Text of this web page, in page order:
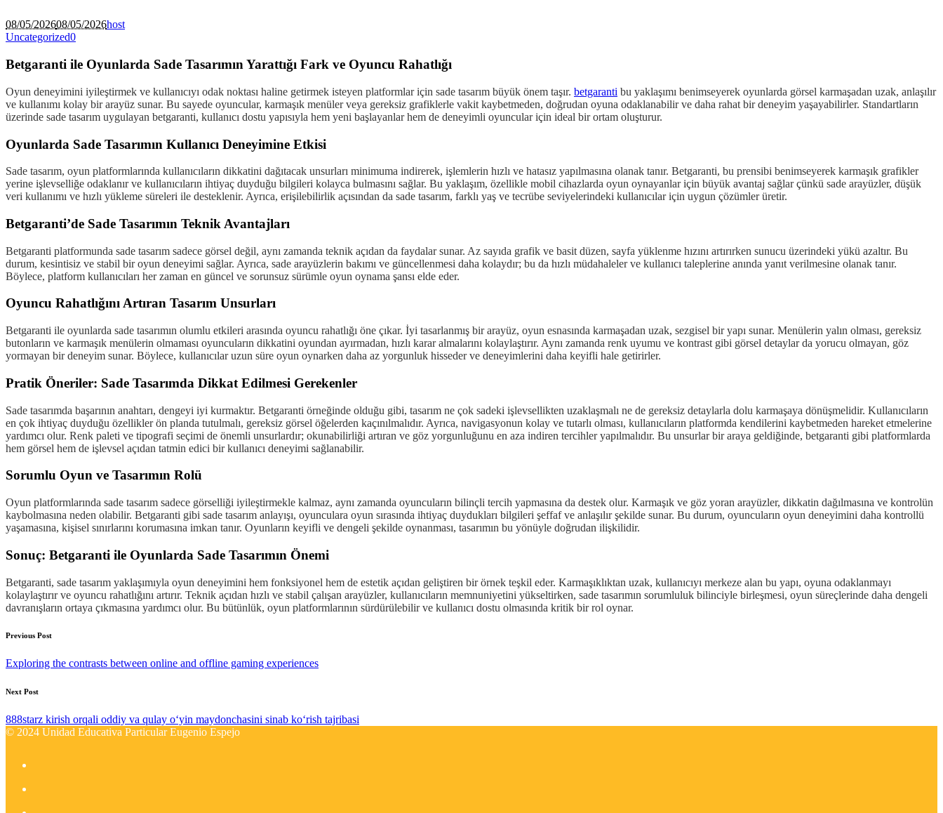
08/05/202608/05/2026host
Uncategorized0
Betgaranti ile Oyunlarda Sade Tasarımın Yarattığı Fark ve Oyuncu Rahatlığı
Oyun deneyimini iyileştirmek ve kullanıcıyı odak noktası haline getirmek isteyen platformlar için sade tasarım büyük önem taşır. betgaranti bu yaklaşımı benimseyerek oyunlarda görsel karmaşadan uzak, anlaşılır
ve kullanımı kolay bir arayüz sunar. Bu sayede oyuncular, karmaşık menüler veya gereksiz grafiklerle vakit kaybetmeden, doğrudan oyuna odaklanabilir ve daha rahat bir deneyim yaşayabilirler. Standartların
üzerinde sade tasarım uygulayan betgaranti, kullanıcı dostu yapısıyla hem yeni başlayanlar hem de deneyimli oyuncular için ideal bir ortam oluşturur.
Oyunlarda Sade Tasarımın Kullanıcı Deneyimine Etkisi
Sade tasarım, oyun platformlarında kullanıcıların dikkatini dağıtacak unsurları minimuma indirerek, işlemlerin hızlı ve hatasız yapılmasına olanak tanır. Betgaranti, bu prensibi benimseyerek karmaşık grafikler
yerine işlevselliğe odaklanır ve kullanıcıların ihtiyaç duyduğu bilgileri kolayca bulmasını sağlar. Bu yaklaşım, özellikle mobil cihazlarda oyun oynayanlar için büyük avantaj sağlar çünkü sade arayüzler, düşük
veri kullanımı ve hızlı yükleme süreleri ile desteklenir. Ayrıca, erişilebilirlik açısından da sade tasarım, farklı yaş ve tecrübe seviyelerindeki kullanıcılar için uygun çözümler üretir.
Betgaranti’de Sade Tasarımın Teknik Avantajları
Betgaranti platformunda sade tasarım sadece görsel değil, aynı zamanda teknik açıdan da faydalar sunar. Az sayıda grafik ve basit düzen, sayfa yüklenme hızını artırırken sunucu üzerindeki yükü azaltır. Bu
durum, kesintisiz ve stabil bir oyun deneyimi sağlar. Ayrıca, sade arayüzlerin bakımı ve güncellenmesi daha kolaydır; bu da hızlı müdahaleler ve kullanıcı taleplerine anında yanıt verilmesine olanak tanır.
Böylece, platform kullanıcıları her zaman en güncel ve sorunsuz sürümle oyun oynama şansı elde eder.
Oyuncu Rahatlığını Artıran Tasarım Unsurları
Betgaranti ile oyunlarda sade tasarımın olumlu etkileri arasında oyuncu rahatlığı öne çıkar. İyi tasarlanmış bir arayüz, oyun esnasında karmaşadan uzak, sezgisel bir yapı sunar. Menülerin yalın olması, gereksiz
butonların ve karmaşık menülerin olmaması oyuncuların dikkatini oyundan ayırmadan, hızlı karar almalarını kolaylaştırır. Aynı zamanda renk uyumu ve kontrast gibi görsel detaylar da yorucu olmayan, göz
yormayan bir deneyim sunar. Böylece, kullanıcılar uzun süre oyun oynarken daha az yorgunluk hisseder ve deneyimlerini daha keyifli hale getirirler.
Pratik Öneriler: Sade Tasarımda Dikkat Edilmesi Gerekenler
Sade tasarımda başarının anahtarı, dengeyi iyi kurmaktır. Betgaranti örneğinde olduğu gibi, tasarım ne çok sadeki işlevsellikten uzaklaşmalı ne de gereksiz detaylarla dolu karmaşaya dönüşmelidir. Kullanıcıların
en çok ihtiyaç duyduğu özellikler ön planda tutulmalı, gereksiz görsel öğelerden kaçınılmalıdır. Ayrıca, navigasyonun kolay ve tutarlı olması, kullanıcıların platformda kendilerini kaybetmeden hareket etmelerine
yardımcı olur. Renk paleti ve tipografi seçimi de önemli unsurlardır; okunabilirliği artıran ve göz yorgunluğunu en aza indiren tercihler yapılmalıdır. Bu unsurlar bir araya geldiğinde, betgaranti gibi platformlarda
hem görsel hem de işlevsel açıdan tatmin edici bir kullanıcı deneyimi sağlanabilir.
Sorumlu Oyun ve Tasarımın Rolü
Oyun platformlarında sade tasarım sadece görselliği iyileştirmekle kalmaz, aynı zamanda oyuncuların bilinçli tercih yapmasına da destek olur. Karmaşık ve göz yoran arayüzler, dikkatin dağılmasına ve kontrolün
kaybolmasına neden olabilir. Betgaranti gibi sade tasarım anlayışı, oyunculara oyun sırasında ihtiyaç duydukları bilgileri şeffaf ve anlaşılır şekilde sunar. Bu durum, oyuncuların oyun deneyimini daha kontrollü
yaşamasına, kişisel sınırlarını korumasına imkan tanır. Oyunların keyifli ve dengeli şekilde oynanması, tasarımın bu yönüyle doğrudan ilişkilidir.
Sonuç: Betgaranti ile Oyunlarda Sade Tasarımın Önemi
Betgaranti, sade tasarım yaklaşımıyla oyun deneyimini hem fonksiyonel hem de estetik açıdan geliştiren bir örnek teşkil eder. Karmaşıklıktan uzak, kullanıcıyı merkeze alan bu yapı, oyuna odaklanmayı
kolaylaştırır ve oyuncu rahatlığını artırır. Teknik açıdan hızlı ve stabil çalışan arayüzler, kullanıcıların memnuniyetini yükseltirken, sade tasarımın sorumluluk bilinciyle birleşmesi, oyun süreçlerinde daha dengeli
davranışların ortaya çıkmasına yardımcı olur. Bu bütünlük, oyun platformlarının sürdürülebilir ve kullanıcı dostu olmasında kritik bir rol oynar.
Previous Post
Exploring the contrasts between online and offline gaming experiences
Next Post
888starz kirish orqali oddiy va qulay o‘yin maydonchasini sinab ko‘rish tajribasi
© 2024 Unidad Educativa Particular Eugenio Espejo